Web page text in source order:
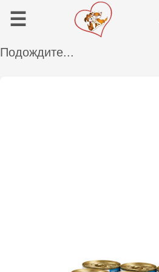
☰
Подождите...